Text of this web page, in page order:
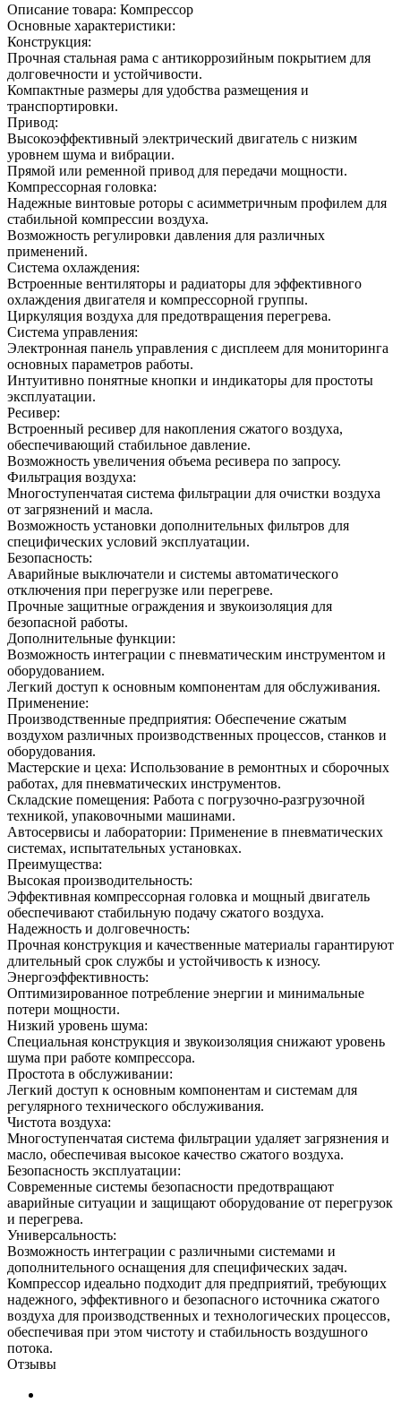
Описание товара: Компрессор
Основные характеристики:
Конструкция:
Прочная стальная рама с антикоррозийным покрытием для
долговечности и устойчивости.
Компактные размеры для удобства размещения и
транспортировки.
Привод:
Высокоэффективный электрический двигатель с низким
уровнем шума и вибрации.
Прямой или ременной привод для передачи мощности.
Компрессорная головка:
Надежные винтовые роторы с асимметричным профилем для
стабильной компрессии воздуха.
Возможность регулировки давления для различных
применений.
Система охлаждения:
Встроенные вентиляторы и радиаторы для эффективного
охлаждения двигателя и компрессорной группы.
Циркуляция воздуха для предотвращения перегрева.
Система управления:
Электронная панель управления с дисплеем для мониторинга
основных параметров работы.
Интуитивно понятные кнопки и индикаторы для простоты
эксплуатации.
Ресивер:
Встроенный ресивер для накопления сжатого воздуха,
обеспечивающий стабильное давление.
Возможность увеличения объема ресивера по запросу.
Фильтрация воздуха:
Многоступенчатая система фильтрации для очистки воздуха
от загрязнений и масла.
Возможность установки дополнительных фильтров для
специфических условий эксплуатации.
Безопасность:
Аварийные выключатели и системы автоматического
отключения при перегрузке или перегреве.
Прочные защитные ограждения и звукоизоляция для
безопасной работы.
Дополнительные функции:
Возможность интеграции с пневматическим инструментом и
оборудованием.
Легкий доступ к основным компонентам для обслуживания.
Применение:
Производственные предприятия: Обеспечение сжатым
воздухом различных производственных процессов, станков и
оборудования.
Мастерские и цеха: Использование в ремонтных и сборочных
работах, для пневматических инструментов.
Складские помещения: Работа с погрузочно-разгрузочной
техникой, упаковочными машинами.
Автосервисы и лаборатории: Применение в пневматических
системах, испытательных установках.
Преимущества:
Высокая производительность:
Эффективная компрессорная головка и мощный двигатель
обеспечивают стабильную подачу сжатого воздуха.
Надежность и долговечность:
Прочная конструкция и качественные материалы гарантируют
длительный срок службы и устойчивость к износу.
Энергоэффективность:
Оптимизированное потребление энергии и минимальные
потери мощности.
Низкий уровень шума:
Специальная конструкция и звукоизоляция снижают уровень
шума при работе компрессора.
Простота в обслуживании:
Легкий доступ к основным компонентам и системам для
регулярного технического обслуживания.
Чистота воздуха:
Многоступенчатая система фильтрации удаляет загрязнения и
масло, обеспечивая высокое качество сжатого воздуха.
Безопасность эксплуатации:
Современные системы безопасности предотвращают
аварийные ситуации и защищают оборудование от перегрузок
и перегрева.
Универсальность:
Возможность интеграции с различными системами и
дополнительного оснащения для специфических задач.
Компрессор идеально подходит для предприятий, требующих
надежного, эффективного и безопасного источника сжатого
воздуха для производственных и технологических процессов,
обеспечивая при этом чистоту и стабильность воздушного
потока.
Отзывы